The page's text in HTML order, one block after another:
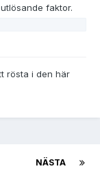
faktor.
rösta i den här
NÄSTA